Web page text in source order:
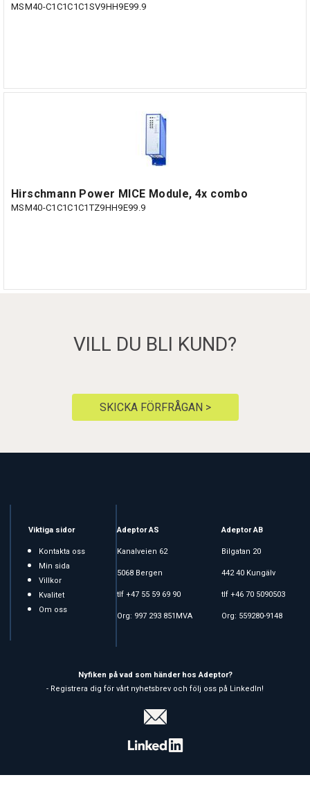
MSM40-C1C1C1C1SV9HH9E99.9
Hirschmann Power MICE Module, 4x combo
MSM40-C1C1C1C1TZ9HH9E99.9
VILL DU BLI KUND?
SKICKA FÖRFRÅGAN >
Viktiga sidor
Kontakta oss
Min sida
Villkor
Kvalitet
Om oss
Adeptor AS
Kanalveien 62
5068 Bergen
tlf +47 55 59 69 90
Org: 997 293 851MVA
Adeptor AB
Bilgatan 20
442 40 Kungälv
tlf +46 70 5090503
Org: 559280-9148
Nyfiken på vad som händer hos Adeptor?
- Registrera dig för vårt nyhetsbrev och följ oss på LinkedIn!